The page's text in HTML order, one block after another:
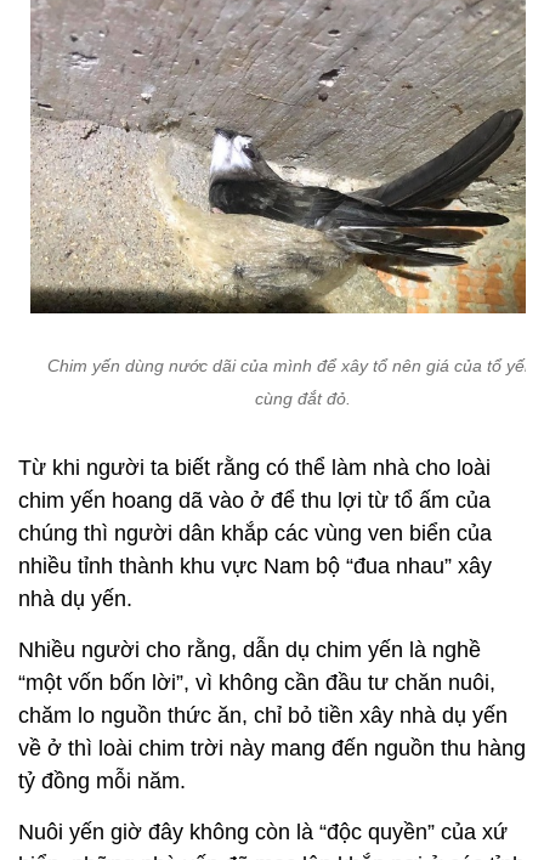
Chim yến dùng nước dãi của mình để xây tổ nên giá của tổ yến
cùng đắt đỏ.
Từ khi người ta biết rằng có thể làm nhà cho loài
chim yến hoang dã vào ở để thu lợi từ tổ ấm của
chúng thì người dân khắp các vùng ven biển của
nhiều tỉnh thành khu vực Nam bộ “đua nhau” xây
nhà dụ yến.
Nhiều người cho rằng, dẫn dụ chim yến là nghề
“một vốn bốn lời”, vì không cần đầu tư chăn nuôi,
chăm lo nguồn thức ăn, chỉ bỏ tiền xây nhà dụ yến
về ở thì loài chim trời này mang đến nguồn thu hàng
tỷ đồng mỗi năm.
Nuôi yến giờ đây không còn là “độc quyền” của xứ